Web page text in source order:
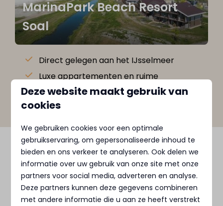
MarinaPark Beach Resort
Soal
Direct gelegen aan het IJsselmeer
Luxe appartementen en ruime
kampeerplaatsen
Wat is er te doen in de
omgeving van de
MarinaParken?
Deze website maakt gebruik van
cookies
We gebruiken cookies voor een optimale
gebruikservaring, om gepersonaliseerde inhoud te
bieden en ons verkeer te analyseren. Ook delen we
informatie over uw gebruik van onze site met onze
partners voor social media, adverteren en analyse.
Deze partners kunnen deze gegevens combineren
met andere informatie die u aan ze heeft verstrekt